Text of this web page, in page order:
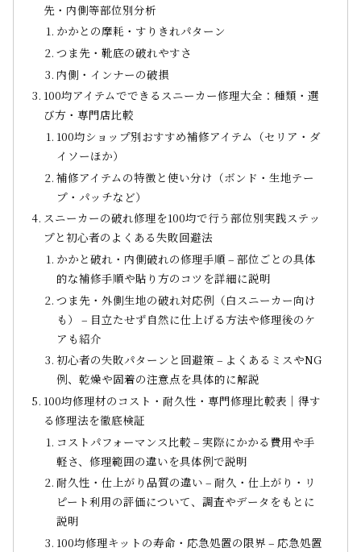
先・内側等部位別分析
かかとの摩耗・すりきれパターン
つま先・靴底の破れやすさ
内側・インナーの破損
100均アイテムでできるスニーカー修理大全：種類・選
び方・専門店比較
100均ショップ別おすすめ補修アイテム（セリア・ダ
イソーほか）
補修アイテムの特徴と使い分け（ボンド・生地テー
プ・パッチなど）
スニーカーの破れ修理を100均で行う部位別実践ステッ
プと初心者のよくある失敗回避法
かかと破れ・内側破れの修理手順 – 部位ごとの具体
的な補修手順や貼り方のコツを詳細に説明
つま先・外側生地の破れ対応例（白スニーカー向け
も） – 目立たせず自然に仕上げる方法や修理後のケ
アも紹介
初心者の失敗パターンと回避策 – よくあるミスやNG
例、乾燥や固着の注意点を具体的に解説
100均修理材のコスト・耐久性・専門修理比較表｜得す
る修理法を徹底検証
コストパフォーマンス比較 – 実際にかかる費用や手
軽さ、修理範囲の違いを具体例で説明
耐久性・仕上がり品質の違い – 耐久・仕上がり・リ
ピート利用の評価について、調査やデータをもとに
説明
100均修理キットの寿命・応急処置の限界 – 応急処置